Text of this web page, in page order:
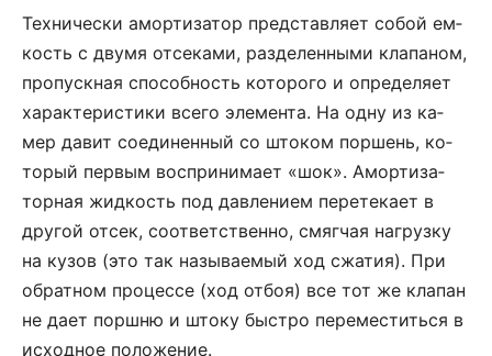
Тех­ни­че­с­ки амор­ти­за­тор пред­став­ля­ет со­бой ем­
кость с дву­мя от­се­ка­ми, раз­де­лен­ны­ми кла­па­ном,
про­пу­ск­ная спо­соб­ность ко­то­ро­го и оп­ре­де­ля­ет
ха­рак­те­ри­с­ти­ки все­го элемен­та. На од­ну из ка­
мер да­вит со­еди­нен­ный со што­ком пор­шень, ко­
то­рый пер­вым вос­при­ни­ма­ет «шок». Амор­ти­за­
тор­ная жид­кость под дав­ле­ни­ем пе­ре­те­ка­ет в
дру­гой от­сек, со­от­вет­ст­вен­но, смяг­чая на­груз­ку
на ку­зов (это так на­зы­ва­е­мый ход сжа­тия). При
об­рат­ном про­цес­се (ход от­боя) все тот же кла­пан
не да­ет пор­ш­ню и што­ку бы­с­т­ро пе­ре­ме­с­тить­ся в
ис­ход­ное по­ло­же­ние.